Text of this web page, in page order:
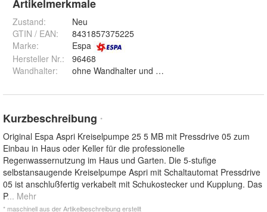
Artikelmerkmale
Zustand:
Neu
GTIN / EAN:
8431857375225
Marke:
Espa
Hersteller Nr.:
96468
Wandhalter: ohne Wandhalter und mit Wandhalter
Kurzbeschreibung *
Original Espa Aspri Kreiselpumpe 25 5 MB mit Pressdrive 05 zum
Einbau in Haus oder Keller für die professionelle
Regenwassernutzung im Haus und Garten. Die 5-stufige
selbstansaugende Kreiselpumpe Aspri mit Schaltautomat Pressdrive
05 ist anschlußfertig verkabelt mit Schukostecker und Kupplung. Das
P... Mehr
* maschinell aus der Artikelbeschreibung erstellt